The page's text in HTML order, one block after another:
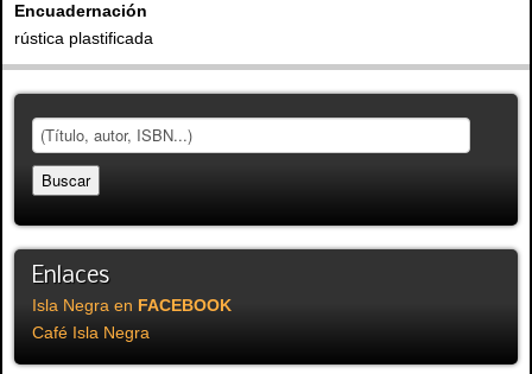
Encuadernación
rústica plastificada
Enlaces
Isla Negra en FACEBOOK
Café Isla Negra